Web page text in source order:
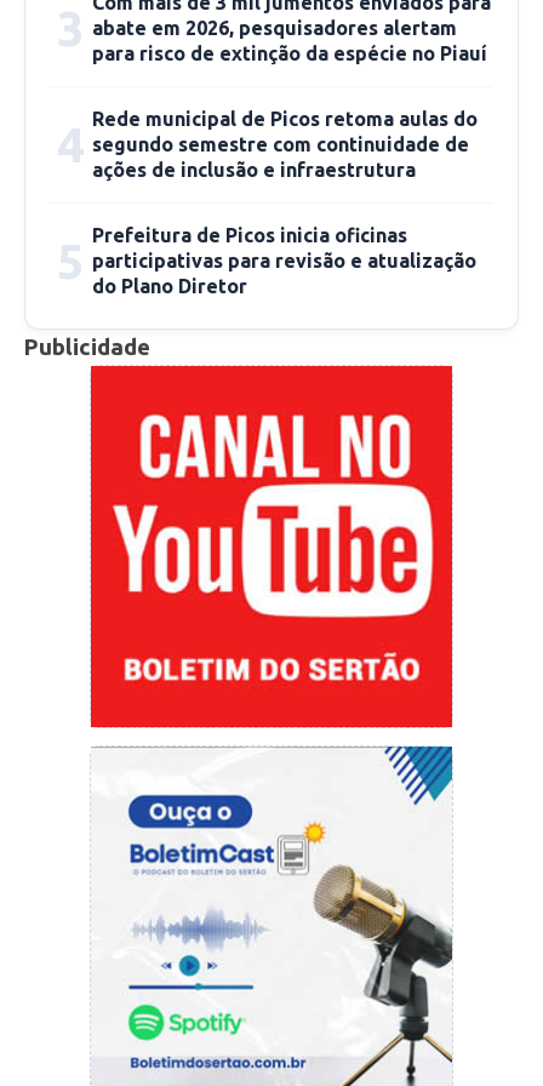
nome do pré-candidato João Guilherme e
também ao seu, fortalecendo a caminhada
rumo às eleições que se avizinham.
3 abate em 2026, pesquisadores alertam
para risco de extinção da espécie no Piauí
4 Rede municipal de Picos retoma aulas do
segundo semestre com continuidade de
ações de inclusão e infraestrutura
5 Prefeitura de Picos inicia oficinas
participativas para revisão e atualização
do Plano Diretor
Publicidade